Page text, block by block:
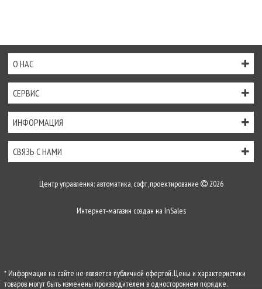
О НАС
СЕРВИС
ИНФОРМАЦИЯ
СВЯЗЬ С НАМИ
Центр управления: автоматика, софт, проектирование 2026
Интернет-магазин создан на InSales
* Информация на сайте не является публичной офертой. Цены и характеристики
товаров могут быть изменены производителем в одностороннем порядке.